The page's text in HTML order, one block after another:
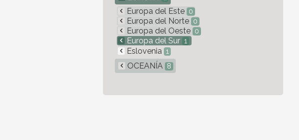
Europa del Este 0
Europa del Norte 0
Europa del Oeste 0
Europa del Sur 1
Eslovenia 1
OCEANÍA 8